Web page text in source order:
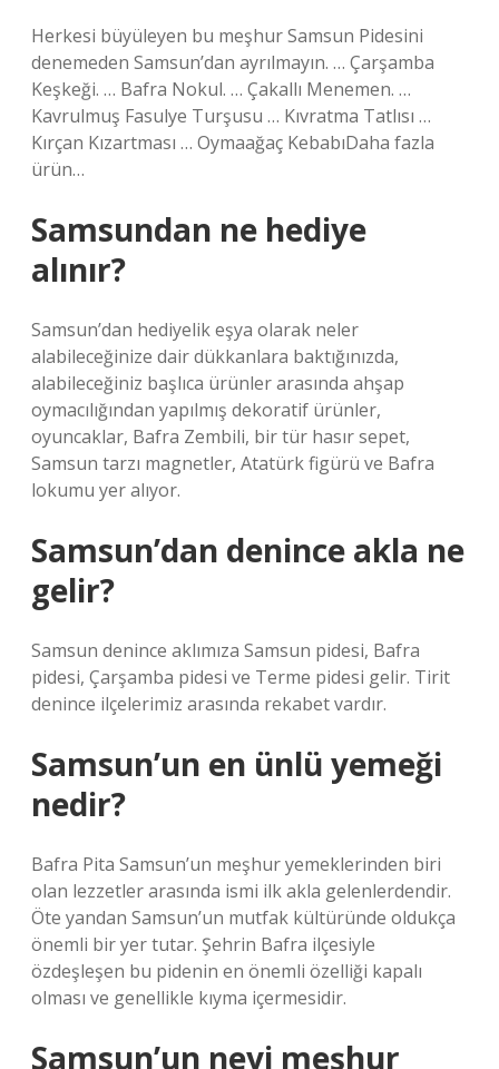
Herkesi büyüleyen bu meşhur Samsun Pidesini
denemeden Samsun’dan ayrılmayın. … Çarşamba
Keşkeği. … Bafra Nokul. … Çakallı Menemen. …
Kavrulmuş Fasulye Turşusu … Kıvratma Tatlısı …
Kırçan Kızartması … Oymaağaç KebabıDaha fazla
ürün…
Samsundan ne hediye
alınır?
Samsun’dan hediyelik eşya olarak neler
alabileceğinize dair dükkanlara baktığınızda,
alabileceğiniz başlıca ürünler arasında ahşap
oymacılığından yapılmış dekoratif ürünler,
oyuncaklar, Bafra Zembili, bir tür hasır sepet,
Samsun tarzı magnetler, Atatürk figürü ve Bafra
lokumu yer alıyor.
Samsun’dan denince akla ne
gelir?
Samsun denince aklımıza Samsun pidesi, Bafra
pidesi, Çarşamba pidesi ve Terme pidesi gelir. Tirit
denince ilçelerimiz arasında rekabet vardır.
Samsun’un en ünlü yemeği
nedir?
Bafra Pita Samsun’un meşhur yemeklerinden biri
olan lezzetler arasında ismi ilk akla gelenlerdendir.
Öte yandan Samsun’un mutfak kültüründe oldukça
önemli bir yer tutar. Şehrin Bafra ilçesiyle
özdeşleşen bu pidenin en önemli özelliği kapalı
olması ve genellikle kıyma içermesidir.
Samsun’un neyi meşhur